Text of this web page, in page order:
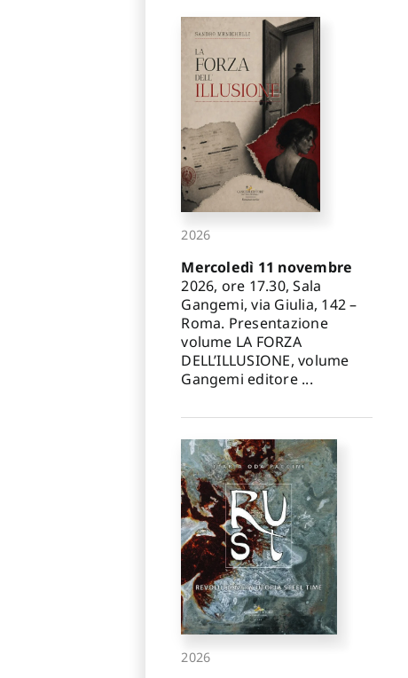
2026
Mercoledì 11 novembre
2026, ore 17.30, Sala
Gangemi, via Giulia, 142 –
Roma. Presentazione
volume LA FORZA
DELL’ILLUSIONE, volume
Gangemi editore ...
2026